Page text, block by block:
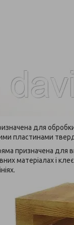
для обробки
пластинами
призначена для
матеріалах і